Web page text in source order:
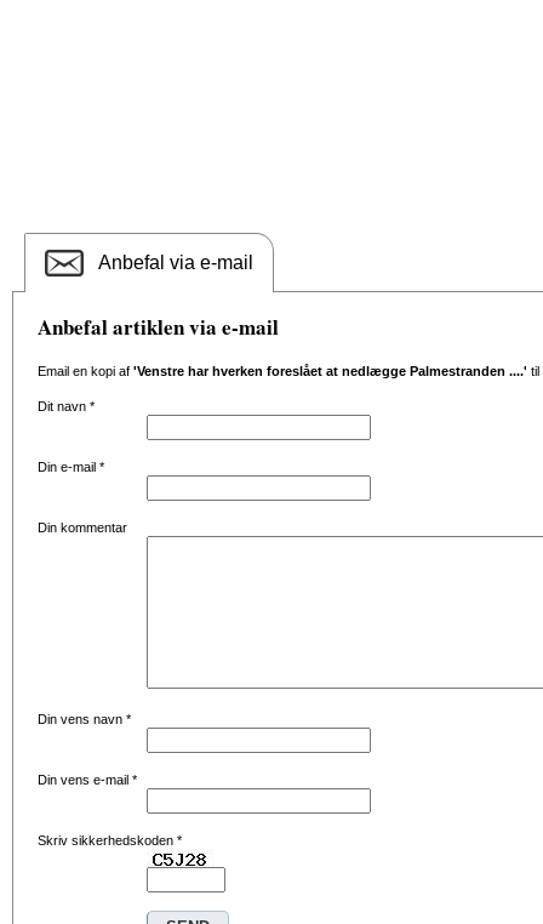
Anbefal via e-mail
Anbefal artiklen via e-mail
Email en kopi af 'Venstre har hverken foreslået at nedlægge Palmestranden ....' til
Dit navn *
Din e-mail *
Din kommentar
Din vens navn *
Din vens e-mail *
Skriv sikkerhedskoden *